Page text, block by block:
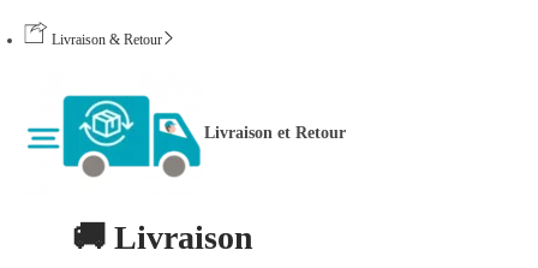
R
Livraison & Retour
Livraison et Retour
🚚 Livraison